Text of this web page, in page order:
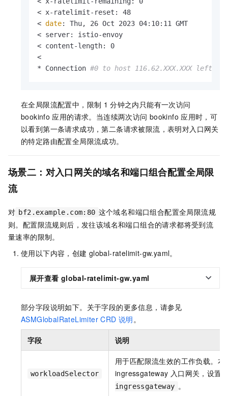
< x-ratelimit-reset: 48
< date: Thu, 26 Oct 2023 04:10:11 GMT
< server: istio-envoy
< content-length: 0
<
* Connection #0 to host 116.62.XXX.XXX left
在全局限流配置中，限制 1 分钟之内只能有一次访问
bookinfo 应用的请求。当连续两次访问 bookinfo 应用时，可
以看到第一条请求成功，第二条请求被限流，表明对入口网关
的特定路由配置全局限流成功。
场景二：对入口网关的域名和端口组合配置全局限
流
对 bf2.example.com:80 这个域名和端口组合配置全局限流规
则。配置限流规则后，发往该域名和端口组合的请求都将受到流
量速率的限制。
使用以下内容，创建 global-ratelimit-gw.yaml。
展开查看 global-ratelimit-gw.yaml
部分字段说明如下。关于字段的更多信息，请参见
ASMGlobalRateLimiter CRD 说明 。
字段 说明
workloadSelector
用于匹配限流生效的工作负载。
ingressgateway 入口网关，设置
ingressgateway 。